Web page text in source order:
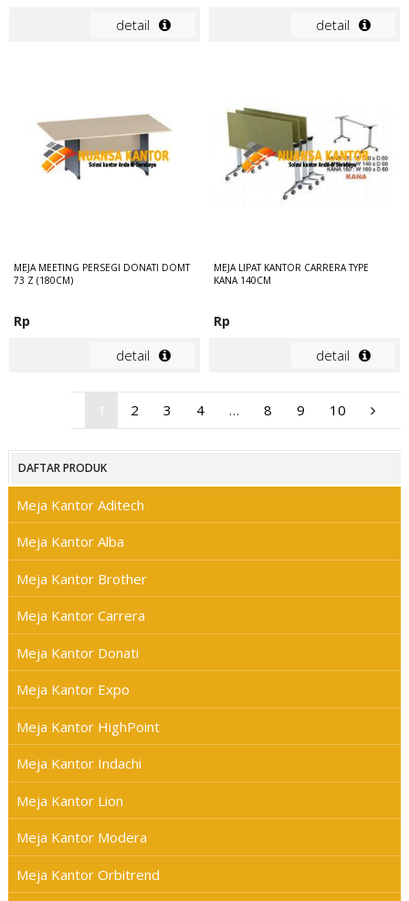
detail detail
MEJA MEETING PERSEGI DONATI DOMT
73 Z (180CM)
Rp
detail
MEJA LIPAT KANTOR CARRERA TYPE
KANA 140CM
Rp
detail
2 3 4 … 8 9 10
DAFTAR PRODUK
Meja Kantor Aditech
Meja Kantor Alba
Meja Kantor Brother
Meja Kantor Carrera
Meja Kantor Donati
Meja Kantor Expo
Meja Kantor HighPoint
Meja Kantor Indachi
Meja Kantor Lion
Meja Kantor Modera
Meja Kantor Orbitrend